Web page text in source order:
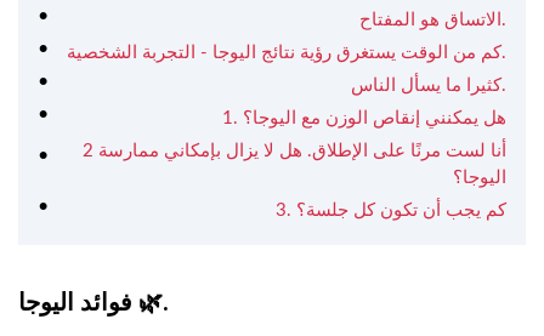
الاتساق هو المفتاح.
كم من الوقت يستغرق رؤية نتائج اليوجا - التجربة الشخصية.
كثيرا ما يسأل الناس.
1. هل يمكنني إنقاص الوزن مع اليوجا؟
2 أنا لست مرنًا على الإطلاق. هل لا يزال بإمكاني ممارسة
اليوجا؟
3. كم يجب أن تكون كل جلسة؟
فوائد اليوجا 🌿.